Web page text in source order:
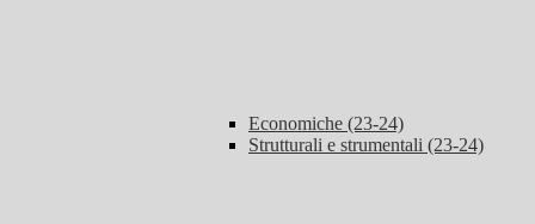
Economiche (23-24)
Strutturali e strumentali (23-24)